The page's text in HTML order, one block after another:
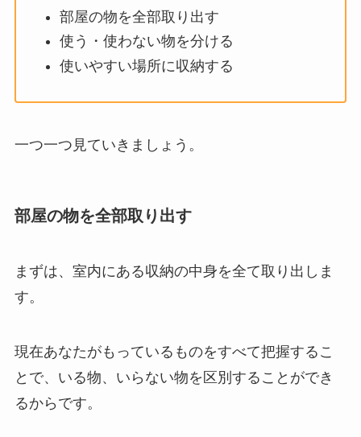
部屋の物を全部取り出す
使う・使わない物を分ける
使いやすい場所に収納する
一つ一つ見ていきましょう。
部屋の物を全部取り出す
まずは、室内にある収納の中身を全て取り出しま
す。
現在あなたがもっているものをすべて把握するこ
とで、いる物、いらない物を区別することができ
るからです。